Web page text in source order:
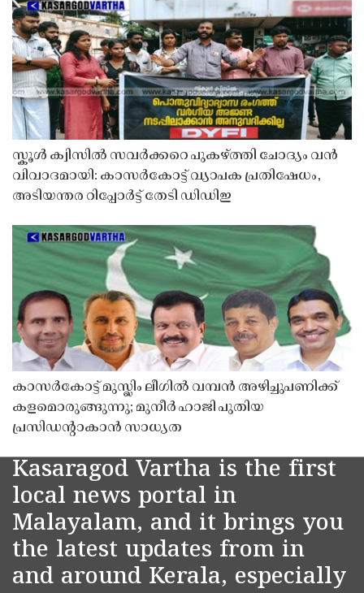
സ്കൂൾ ക്വിസിൽ സവർക്കറെ പുകഴ്ത്തി ചോദ്യം വൻ
വിവാദമായി: കാസർകോട്ട് വ്യാപക പ്രതിഷേധം,
അടിയന്തര റിപ്പോർട്ട് തേടി ഡിഡിഇ
കാസർകോട്ട് മുസ്ലിം ലീഗിൽ വമ്പൻ അഴിച്ചുപണിക്ക്
കളമൊരുങ്ങുന്നു; മുനീർ ഹാജി പുതിയ
പ്രസിഡൻ്റാകാൻ സാധ്യത
Kasaragod Vartha is the first
local news portal in
Malayalam, and it brings you
the latest updates from in
and around Kerala, especially